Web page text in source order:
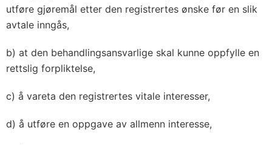
utføre gjøremål etter den registrertes ønske før en slik
avtale inngås,
b) at den behandlingsansvarlige skal kunne oppfylle en
rettslig forpliktelse,
c) å vareta den registrertes vitale interesser,
d) å utføre en oppgave av allmenn interesse,